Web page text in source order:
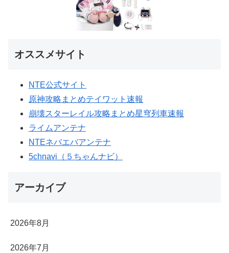
オススメサイト
NTE公式サイト
原神攻略まとめテイワット速報
崩壊スターレイル攻略まとめ星穹列車速報
ライムアンテナ
NTEネバエバアンテナ
5chnavi（５ちゃんナビ）
アーカイブ
2026年8月
2026年7月